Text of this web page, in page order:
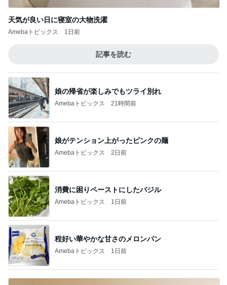
天気が良い日に寝室の大物洗濯
Amebaトピックス 1日前
記事を読む
娘の帰省が楽しみでもツライ別れ
Amebaトピックス 21時間前
娘がテンション上がったピンクの麺
Amebaトピックス 2日前
消費に困りペーストにしたバジル
Amebaトピックス 1日前
程好い華やかな甘さのメロンパン
Amebaトピックス 1日前